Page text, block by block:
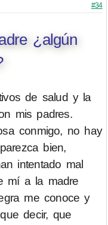
#34
¿algún
de salud y la
mis padres.
conmigo, no hay
bien,
intentado mal
mí a la madre
me conoce y
decir, que